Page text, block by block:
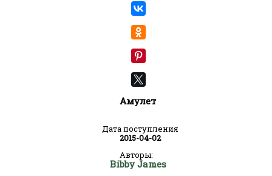
Амулет
Дата поступления
2015-04-02
Авторы:
Bibby James